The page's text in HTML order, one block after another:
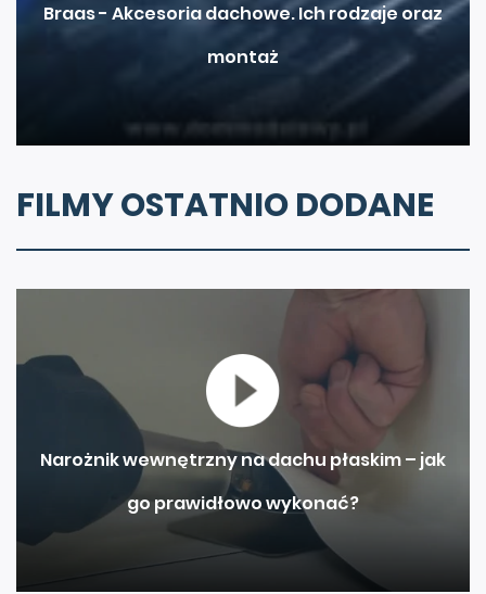
Braas - Akcesoria dachowe. Ich rodzaje oraz
montaż
FILMY OSTATNIO DODANE
Narożnik wewnętrzny na dachu płaskim – jak
go prawidłowo wykonać?